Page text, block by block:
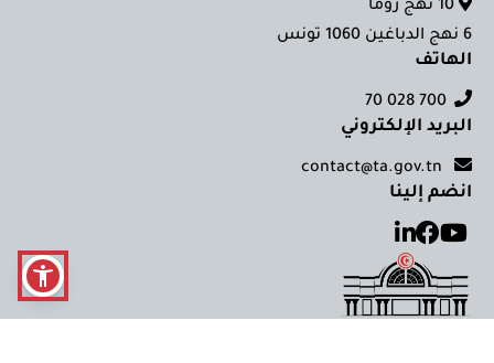
6 نهج الدباغين 1060 تونس
الهاتف
700 028 70
البريد الإلكتروني
انضم إلينا